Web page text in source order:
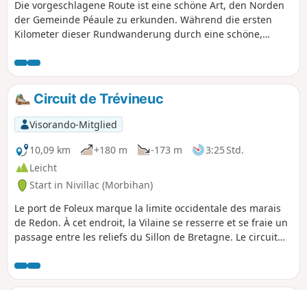
prägen.
Die vorgeschlagene Route ist eine schöne Art, den Norden
der Gemeinde Péaule zu erkunden. Während die ersten
Kilometer dieser Rundwanderung durch eine schöne,
führen, sieht es ganz anders aus, sobald man den Ruisseau
du Pesle im Norden der Gemeinde erreicht. Und nebenbei
kann man einige schöne Beispiele der lokalen Architektur
bewundern, wie alte Mühlen oder die Kapellen Saint-
Leufroy und Saint-André, aber auch viele andere zivile
Gebäude.
Circuit de Trévineuc
Visorando-Mitglied
10,09 km
+180 m -173 m
3:25 Std.
Leicht
Start in Nivillac (Morbihan)
Le port de Foleux marque la limite occidentale des marais
de Redon. À cet endroit, la Vilaine se resserre et se fraie un
passage entre les reliefs du Sillon de Bretagne. Le circuit
parcourt le bord de l'eau et joue aux montagnes russes à
travers le relief assez accidenté de Nivillac.